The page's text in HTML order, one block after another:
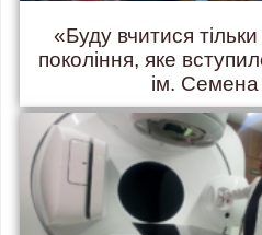
«Буду вчитися тільки
покоління, яке
ім.